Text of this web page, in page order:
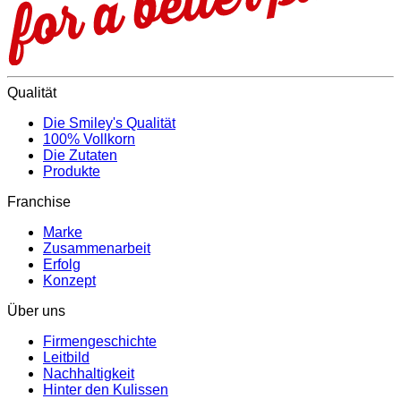
Qualität
Die Smiley's Qualität
100% Vollkorn
Die Zutaten
Produkte
Franchise
Marke
Zusammenarbeit
Erfolg
Konzept
Über uns
Firmengeschichte
Leitbild
Nachhaltigkeit
Hinter den Kulissen